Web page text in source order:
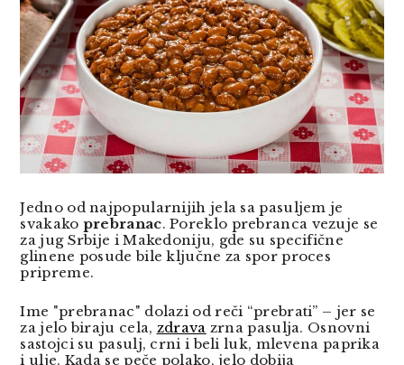
Jedno od najpopularnijih jela sa pasuljem je
svakako prebranac. Poreklo prebranca vezuje se
za jug Srbije i Makedoniju, gde su specifične
glinene posude bile ključne za spor proces
pripreme.
Ime "prebranac" dolazi od reči “prebrati” – jer se
za jelo biraju cela, zdrava zrna pasulja. Osnovni
sastojci su pasulj, crni i beli luk, mlevena paprika
i ulje. Kada se peče polako, jelo dobija